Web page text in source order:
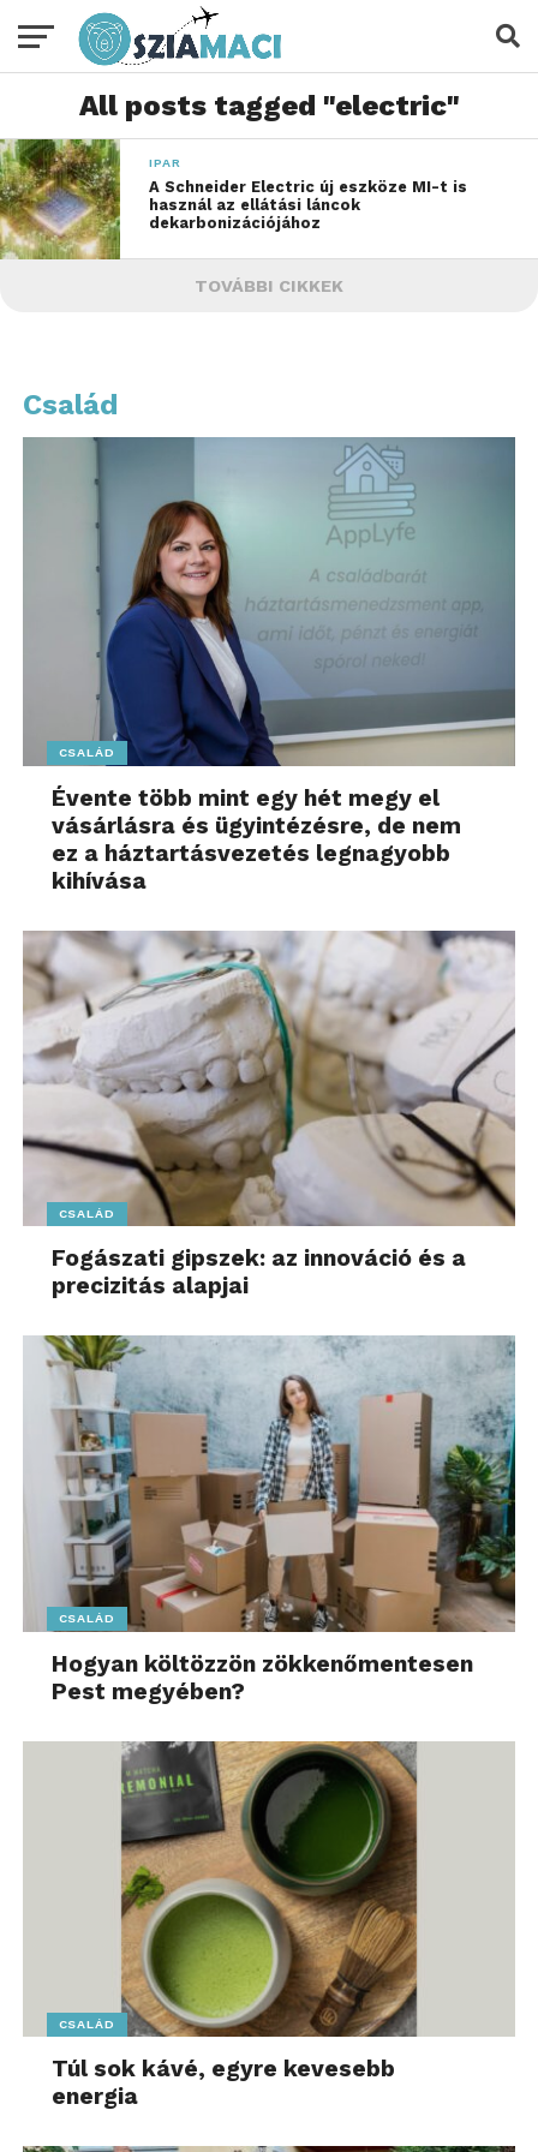
All posts tagged "electric"
IPAR
A Schneider Electric új eszköze MI-t is
használ az ellátási láncok
dekarbonizációjához
TOVÁBBI CIKKEK
Család
CSALÁD
Évente több mint egy hét megy el
vásárlásra és ügyintézésre, de nem
ez a háztartásvezetés legnagyobb
kihívása
CSALÁD
Fogászati gipszek: az innováció és a
precizitás alapjai
CSALÁD
Hogyan költözzön zökkenőmentesen
Pest megyében?
CSALÁD
Túl sok kávé, egyre kevesebb
energia